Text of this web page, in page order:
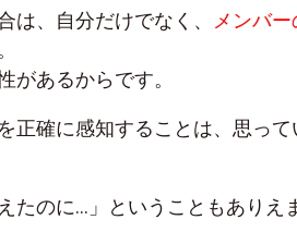
は、自分だけでなく、
メンバ
があるからです。
正確に感知することは、思って
たのに…」ということもありえ